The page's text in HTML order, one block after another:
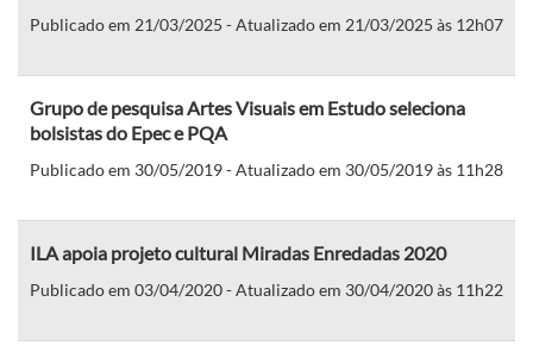
Publicado em 21/03/2025 - Atualizado em 21/03/2025 às 12h07
Grupo de pesquisa Artes Visuais em Estudo seleciona
bolsistas do Epec e PQA
Publicado em 30/05/2019 - Atualizado em 30/05/2019 às 11h28
ILA apoia projeto cultural Miradas Enredadas 2020
Publicado em 03/04/2020 - Atualizado em 30/04/2020 às 11h22